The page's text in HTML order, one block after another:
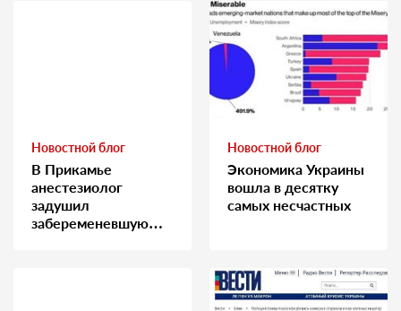
Новостной блог
В Прикамье
анестезиолог
задушил
забеременевшую
Новостной блог
Экономика Украины
вошла в десятку
самых несчастных